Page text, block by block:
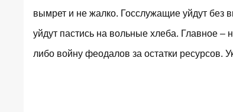
вымрет и не жалко. Госслужащие уйдут без
уйдут пастись на вольные хлеба. Главное –
либо войну феодалов за остатки ресурсов.